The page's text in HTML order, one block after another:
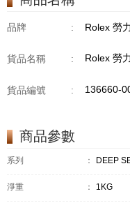
品牌 : Rolex 勞
貨品名稱 : Rolex 勞
貨品編號 : 136660-
商品參數
系列 ： DEEP
淨重 ： 1KG